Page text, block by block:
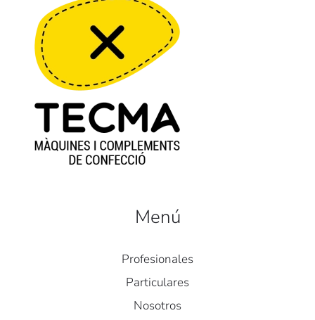
Menú
Profesionales
Particulares
Nosotros